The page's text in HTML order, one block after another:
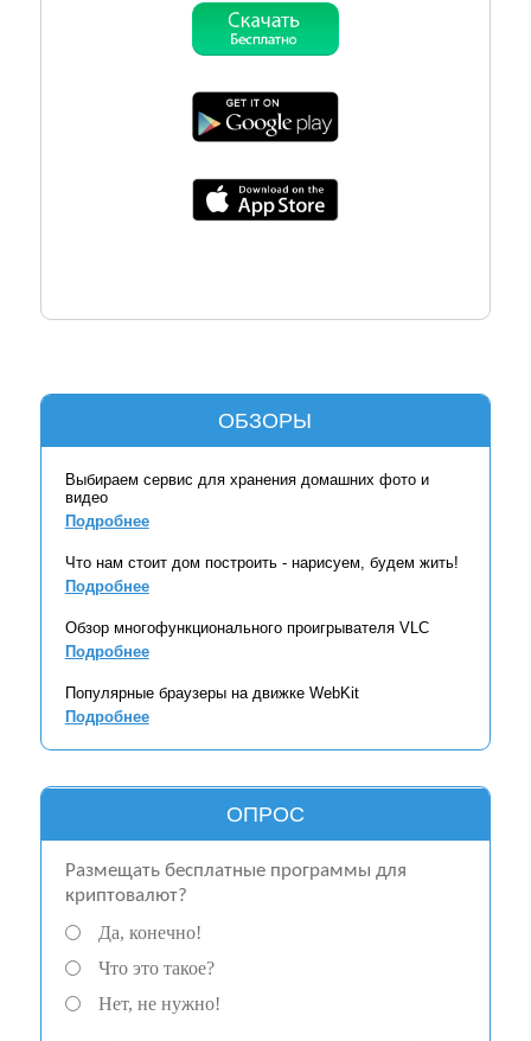
ОБЗОРЫ
Выбираем сервис для хранения домашних фото и
видео
Подробнее
Что нам стоит дом построить - нарисуем, будем жить!
Подробнее
Обзор многофункционального проигрывателя VLC
Подробнее
Популярные браузеры на движке WebKit
Подробнее
ОПРОС
Размещать бесплатные программы для
криптовалют?
Да, конечно!
Что это такое?
Нет, не нужно!